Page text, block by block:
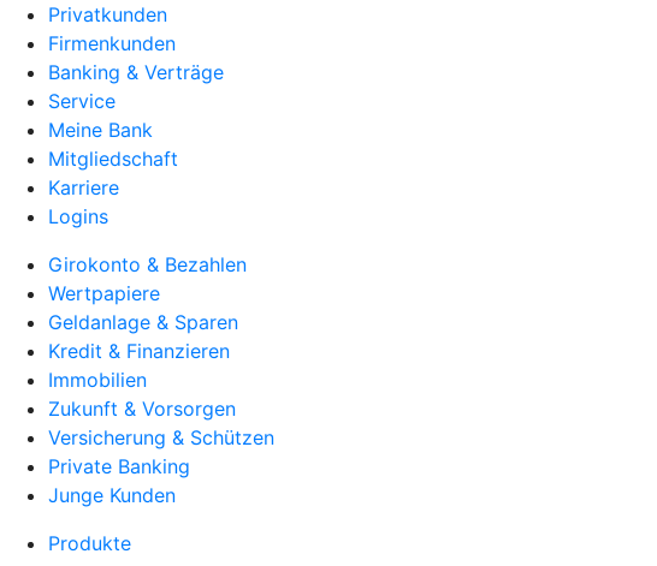
Privatkunden
Firmenkunden
Banking & Verträge
Service
Meine Bank
Mitgliedschaft
Karriere
Logins
Girokonto & Bezahlen
Wertpapiere
Geldanlage & Sparen
Kredit & Finanzieren
Immobilien
Zukunft & Vorsorgen
Versicherung & Schützen
Private Banking
Junge Kunden
Produkte